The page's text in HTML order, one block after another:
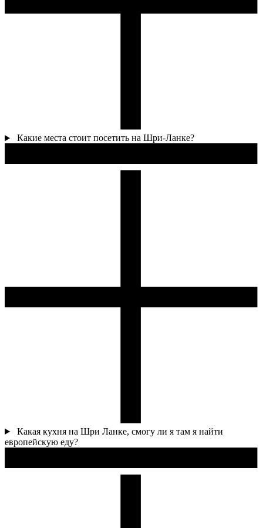
Какие места стоит посетить на Шри-Ланке?
Какая кухня на Шри Ланке, смогу ли я там я найти
европейскую еду?